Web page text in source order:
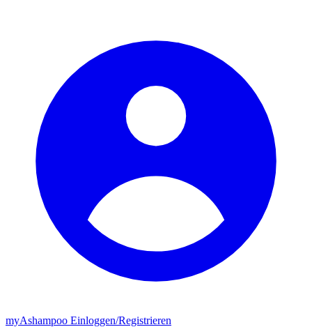
myAshampoo Einloggen/Registrieren